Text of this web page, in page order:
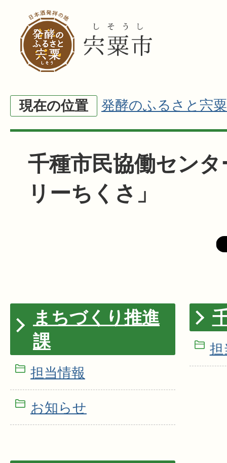
現在の位置 発酵のふるさと宍粟
千種市民協働セン
リーちくさ」
まちづくり推進
課
担当情報
お知らせ
担